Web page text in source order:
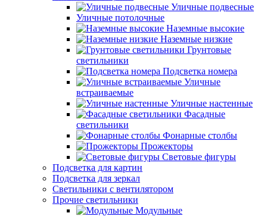
Уличные подвесные
Уличные потолочные
Наземные высокие
Наземные низкие
Грунтовые
светильники
Подсветка номера
Уличные
встраиваемые
Уличные настенные
Фасадные
светильники
Фонарные столбы
Прожекторы
Световые фигуры
Подсветка для картин
Подсветка для зеркал
Светильники с вентилятором
Прочие светильники
Модульные